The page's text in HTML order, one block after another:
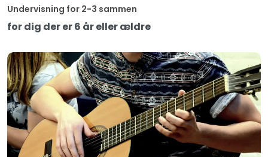
Undervisning for 2-3 sammen
for dig der er 6 år eller ældre